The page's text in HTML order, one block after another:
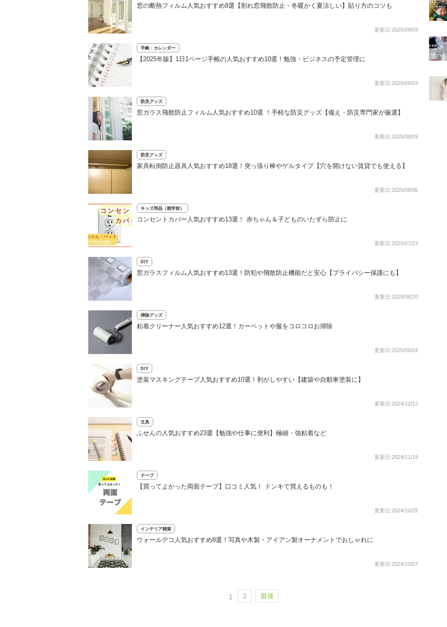
窓の断熱フィルム人気おすすめ8選【割れ窓飛散防止・冬暖かく夏涼しい】貼り方のコツも
更新日:2025/09/03
手帳・カレンダー
【2025年版】1日1ページ手帳の人気おすすめ10選！勉強・ビジネスの予定管理に
更新日:2025/09/03
防災グッズ
窓ガラス飛散防止フィルム人気おすすめ10選 ！手軽な防災グッズ【備え・防災専門家が厳選】
更新日:2025/08/09
防災グッズ
家具転倒防止器具人気おすすめ18選！突っ張り棒やゲルタイプ【穴を開けない賃貸でも使える】
更新日:2025/08/06
キッズ用品（就学前）
コンセントカバー人気おすすめ13選！ 赤ちゃん＆子どものいたずら防止に
更新日:2025/07/23
DIY
窓ガラスフィルム人気おすすめ13選！防犯や飛散防止機能だと安心【プライバシー保護にも】
更新日:2025/06/20
掃除グッズ
粘着クリーナー人気おすすめ12選！カーペットや服をコロコロお掃除
更新日:2025/06/03
DIY
塗装マスキングテープ人気おすすめ10選！剥がしやすい【建築や自動車塗装に】
更新日:2024/12/12
文具
ふせんの人気おすすめ23選【勉強や仕事に便利】極細・強粘着など
更新日:2024/11/19
テープ
【買ってよかった両面テープ】口コミ人気！ ドンキで買えるものも！
更新日:2024/10/29
インテリア雑貨
ウォールデコ人気おすすめ8選！写真や木製・アイアン製オーナメントでおしゃれに
更新日:2024/10/07
1 2 最後